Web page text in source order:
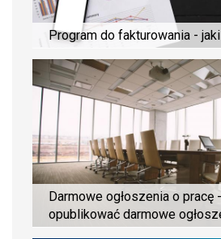
Program do fakturowania -
Darmowe ogłoszenia o pracę
opublikować darmowe